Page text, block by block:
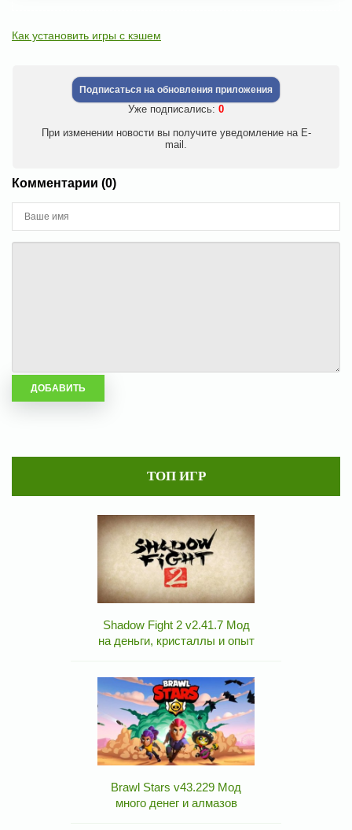
Как установить игры с кэшем
Подписаться на обновления приложения
Уже подписались: 0
При изменении новости вы получите уведомление на E-
mail.
Комментарии (0)
ТОП ИГР
Shadow Fight 2 v2.41.7 Мод
на деньги, кристаллы и опыт
Brawl Stars v43.229 Мод
много денег и алмазов